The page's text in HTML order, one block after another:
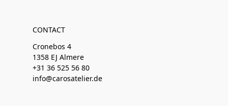
CONTACT
Cronebos 4
1358 EJ Almere
+31 36 525 56 80
info@carosatelier.de